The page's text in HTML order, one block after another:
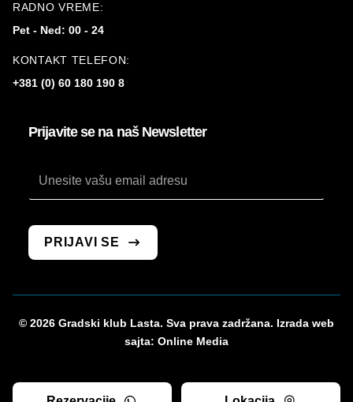
RADNO VREME:
Pet - Ned: 00 - 24
KONTAKT TELEFON:
+381 (0) 60 180 190 8
Prijavite se na naš Newsletter
PRIJAVI SE
© 2026 Gradski klub Lasta. Sva prava zadržana. Izrada web
sajta: Online Media